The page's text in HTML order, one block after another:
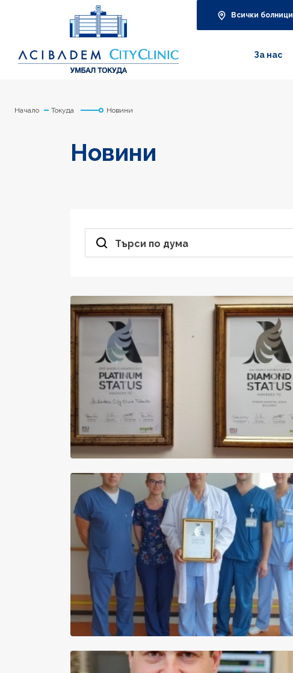
Всички болници
За нас
Начало Токуда Новини
Новини
Търси по дума